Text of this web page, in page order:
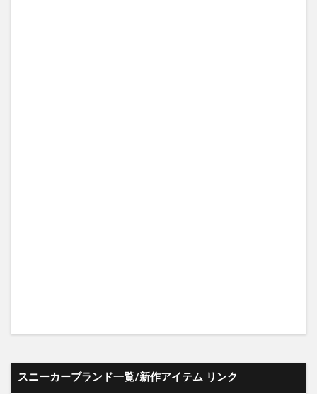
スニーカーブランド一覧/新作アイテム リンク